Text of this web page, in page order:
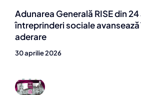
Adunarea Generală RISE din
întreprinderi sociale
aderare
30 aprilie 2026